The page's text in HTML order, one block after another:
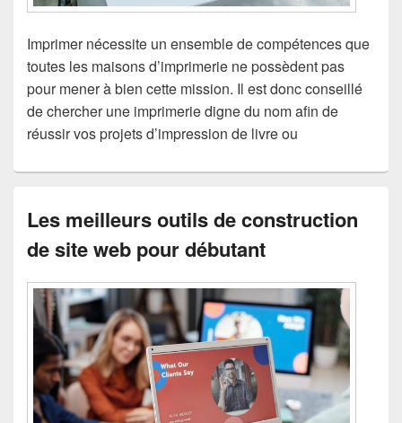
Imprimer nécessite un ensemble de compétences que
toutes les maisons d’imprimerie ne possèdent pas
pour mener à bien cette mission. Il est donc conseillé
de chercher une imprimerie digne du nom afin de
réussir vos projets d’impression de livre ou
Les meilleurs outils de construction
de site web pour débutant